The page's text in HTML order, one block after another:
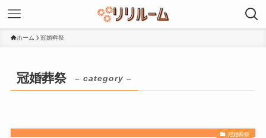
ホーム 冠婚葬祭
冠婚葬祭 – category –
冠婚葬祭